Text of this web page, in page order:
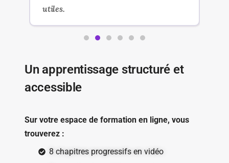
utiles.
Un apprentissage structuré et
accessible
Sur votre espace de formation en ligne, vous
trouverez :
8 chapitres progressifs en vidéo